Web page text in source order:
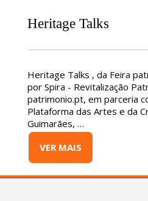
Heritage Talks
Heritage Talks , da Feira
por Spira - Revitalização
patrimonio.pt, em parceria
Plataforma das Artes e da
Guimarães, …
VER MAIS